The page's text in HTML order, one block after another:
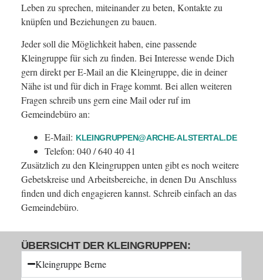
Leben zu sprechen, miteinander zu beten, Kontakte zu
knüpfen und Beziehungen zu bauen.
Jeder soll die Möglichkeit haben, eine passende
Kleingruppe für sich zu finden. Bei Interesse wende Dich
gern direkt per E-Mail an die Kleingruppe, die in deiner
Nähe ist und für dich in Frage kommt. Bei allen weiteren
Fragen schreib uns gern eine Mail oder ruf im
Gemeindebüro an:
E-Mail: KLEINGRUPPEN@ARCHE-ALSTERTAL.DE
Telefon: 040 / 640 40 41
Zusätzlich zu den Kleingruppen unten gibt es noch weitere
Gebetskreise und Arbeitsbereiche, in denen Du Anschluss
finden und dich engagieren kannst. Schreib einfach an das
Gemeindebüro.
ÜBERSICHT DER KLEINGRUPPEN:
Kleingruppe Berne